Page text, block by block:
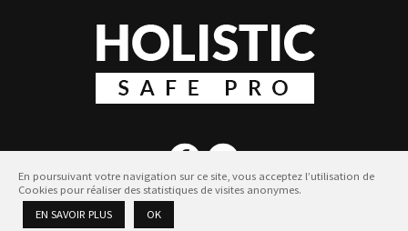
En poursuivant votre navigation sur ce site, vous acceptez l’utilisation de
Cookies pour réaliser des statistiques de visites anonymes.
EN SAVOIR PLUS
OK